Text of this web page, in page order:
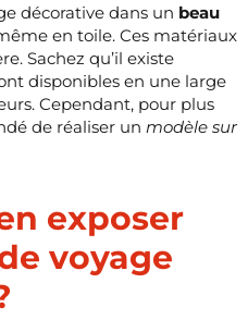
décorative dans un beau
en toile. Ces matériaux
Sachez qu’il existe
disponibles en une large
Cependant, pour plus
de réaliser un modèle sur
exposer
voyage